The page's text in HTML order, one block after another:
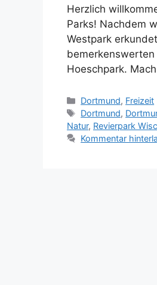
Herzlich
Parks! Nachdem
Westpark
Hoeschpark.
Kategorien
Dortmund, Freizeit
Schlagwörter
Dortmund,
Natur, Revierpark
Kommentar